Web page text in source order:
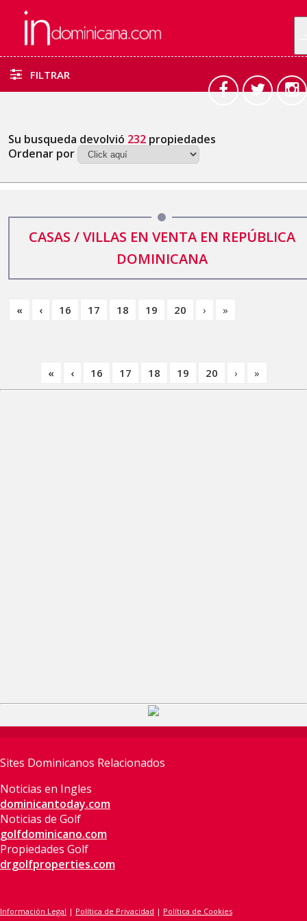
FILTRAR
Su busqueda devolvió 232 propiedades
Ordenar por
CASAS / VILLAS EN VENTA EN REPÚBLICA
DOMINICANA
« ‹ 16 17 18 19 20 › »
« ‹ 16 17 18 19 20 › »
Sites Dominicanos Relacionados
Noticias en Ingles
dominicantoday.com
Noticias de Golf
golfdominicano.com
Propiedades Golf
drgolfproperties.com
Información Legal | Política de Privacidad | Política de Cookies